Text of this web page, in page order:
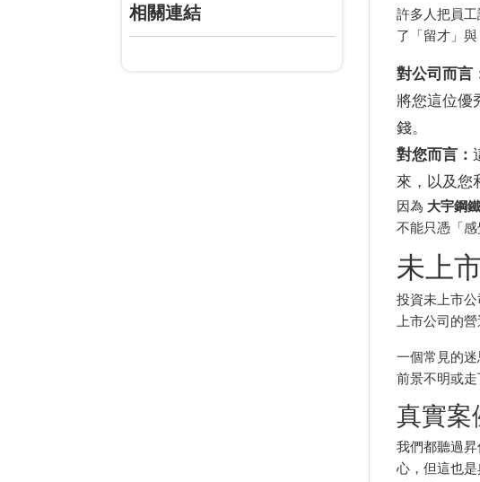
相關連結
許多人把員
了「留才」與
對公司而言
將您這位優
錢。
對您而言：
來，以及您
因為 大宇鋼鐵
不能只憑「感
未上
投資未上市
上市公司的
一個常見的
前景不明或
真實案
我們都聽過
心，但這也